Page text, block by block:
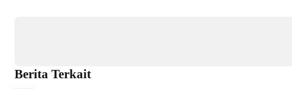
Berita Terkait